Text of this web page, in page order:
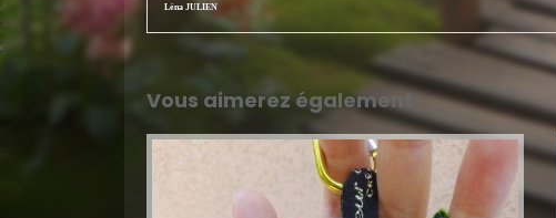
Léna JULIEN
Vous aimerez également